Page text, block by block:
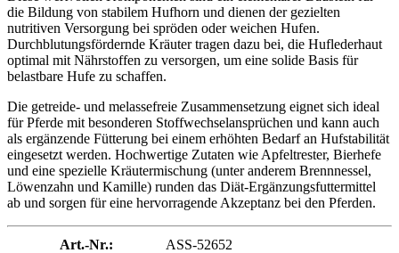
die Bildung von stabilem Hufhorn und dienen der gezielten
nutritiven Versorgung bei spröden oder weichen Hufen.
Durchblutungsfördernde Kräuter tragen dazu bei, die Huflederhaut
optimal mit Nährstoffen zu versorgen, um eine solide Basis für
belastbare Hufe zu schaffen.
Die getreide- und melassefreie Zusammensetzung eignet sich ideal
für Pferde mit besonderen Stoffwechselansprüchen und kann auch
als ergänzende Fütterung bei einem erhöhten Bedarf an Hufstabilität
eingesetzt werden. Hochwertige Zutaten wie Apfeltrester, Bierhefe
und eine spezielle Kräutermischung (unter anderem Brennnessel,
Löwenzahn und Kamille) runden das Diät-Ergänzungsfuttermittel
ab und sorgen für eine hervorragende Akzeptanz bei den Pferden.
Art.-Nr.:
ASS-52652